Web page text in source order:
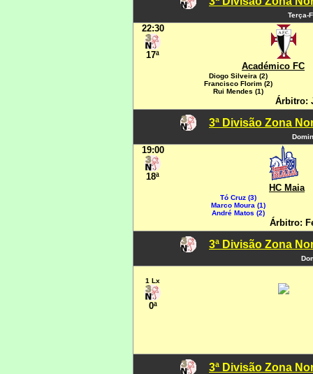
Terça-
22:30
17ª
Académico FC
Diogo Silveira (2)
Francisco Florim (2)
Rui Mendes (1)
Árbitro:
3ª Divisão Zona
19:00
18ª
HC Maia
Tó Cruz (3)
Marco Moura (1)
André Matos (2)
Árbitro:
3ª Divisão Zona
1 Lx
0ª
3ª Divisão Zona